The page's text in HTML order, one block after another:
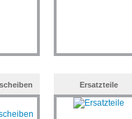
Ersatzteile